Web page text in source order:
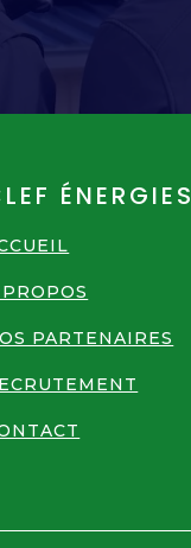
ÉNERGIES
PARTENAIRES